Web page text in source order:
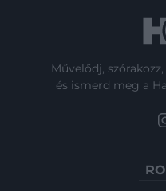
Művelődj,
és ismerd meg a